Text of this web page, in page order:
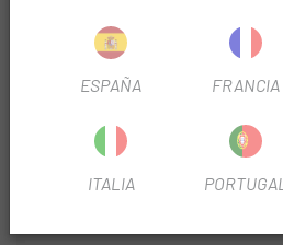
Nº PLATOS
ANCHO BUJE
12x100mm
12x142mm
ESPAÑA FRANCIA
ITALIA PORTUGAL